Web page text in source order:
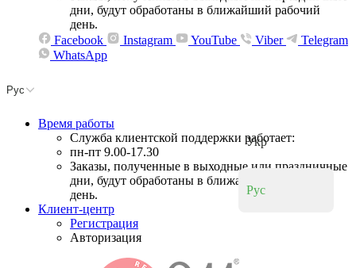
дни, будут обработаны в ближайший рабочий
день.
Facebook
Instagram YouTube Viber
Telegram
WhatsApp
Рус
Укр
Рус
Время работы
Служба клиентской поддержки работает:
пн-пт 9.00-17.30
Заказы, полученные в выходные или праздничные
дни, будут обработаны в ближайший рабочий
день.
Клиент-центр
Регистрация
Авторизация